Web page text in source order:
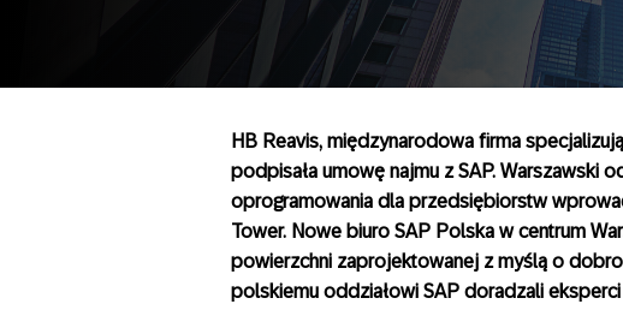
HB Reavis, międzynarodowa firma
podpisała umowę najmu z SAP. Warszawski
oprogramowania dla przedsiębiorstw
Tower. Nowe biuro SAP Polska w centrum
powierzchni zaprojektowanej z myślą o
polskiemu oddziałowi SAP doradzali